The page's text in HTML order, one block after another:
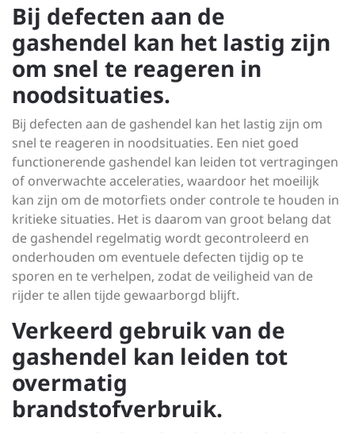
Bij defecten aan de
gashendel kan het lastig zijn
om snel te reageren in
noodsituaties.
Bij defecten aan de gashendel kan het lastig zijn om
snel te reageren in noodsituaties. Een niet goed
functionerende gashendel kan leiden tot vertragingen
of onverwachte acceleraties, waardoor het moeilijk
kan zijn om de motorfiets onder controle te houden in
kritieke situaties. Het is daarom van groot belang dat
de gashendel regelmatig wordt gecontroleerd en
onderhouden om eventuele defecten tijdig op te
sporen en te verhelpen, zodat de veiligheid van de
rijder te allen tijde gewaarborgd blijft.
Verkeerd gebruik van de
gashendel kan leiden tot
overmatig
brandstofverbruik.